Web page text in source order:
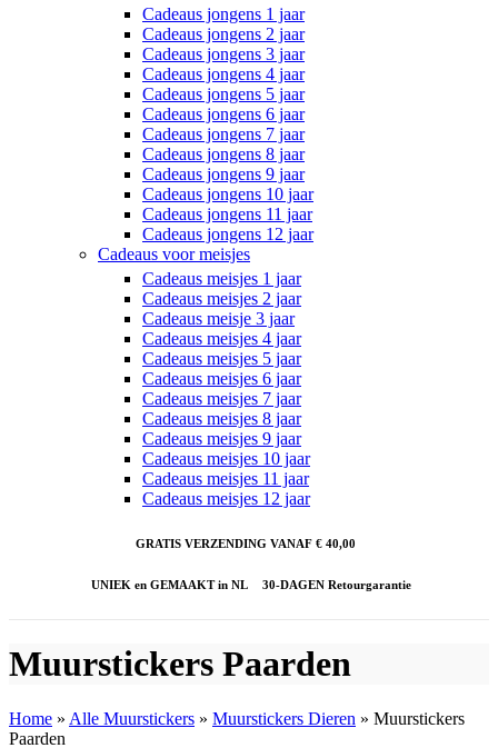
Cadeaus jongens 1 jaar
Cadeaus jongens 2 jaar
Cadeaus jongens 3 jaar
Cadeaus jongens 4 jaar
Cadeaus jongens 5 jaar
Cadeaus jongens 6 jaar
Cadeaus jongens 7 jaar
Cadeaus jongens 8 jaar
Cadeaus jongens 9 jaar
Cadeaus jongens 10 jaar
Cadeaus jongens 11 jaar
Cadeaus jongens 12 jaar
Cadeaus voor meisjes
Cadeaus meisjes 1 jaar
Cadeaus meisjes 2 jaar
Cadeaus meisje 3 jaar
Cadeaus meisjes 4 jaar
Cadeaus meisjes 5 jaar
Cadeaus meisjes 6 jaar
Cadeaus meisjes 7 jaar
Cadeaus meisjes 8 jaar
Cadeaus meisjes 9 jaar
Cadeaus meisjes 10 jaar
Cadeaus meisjes 11 jaar
Cadeaus meisjes 12 jaar
GRATIS VERZENDING VANAF € 40,00
UNIEK en GEMAAKT in NL 30-DAGEN Retourgarantie
Muurstickers Paarden
Home » Alle Muurstickers » Muurstickers Dieren » Muurstickers
Paarden